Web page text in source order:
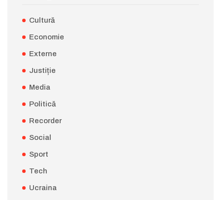
Cultură
Economie
Externe
Justiție
Media
Politică
Recorder
Social
Sport
Tech
Ucraina